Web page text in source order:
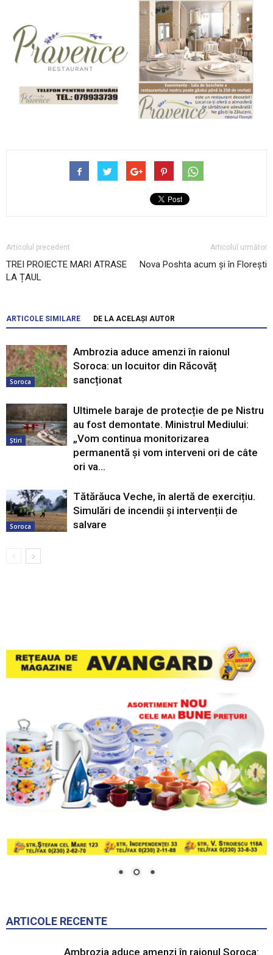
Articolul precedent
TREI PROIECTE MARI ATRASE
LA ȚAUL
Articolul următor
Nova Poshta acum și în Florești
ARTICOLE SIMILARE DE LA ACELAȘI AUTOR
Soroca
Ambrozia aduce amenzi în raionul
Soroca: un locuitor din Răcovăț
sancționat
Știri
Ultimele baraje de protecție de pe Nistru
au fost demontate. Ministrul Mediului:
„Vom continua monitorizarea
permanentă și vom interveni ori de câte
ori va...
Soroca
Tătărăuca Veche, în alertă de exercițiu.
Simulări de incendii și intervenții de
salvare
ARTICOLE RECENTE
Ambrozia aduce amenzi în raionul Soroca: